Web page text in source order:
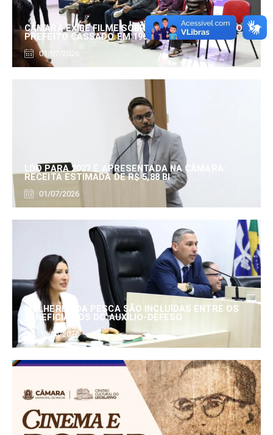
CÂMARA EXIBE FILME SOBRE EDUARDO SERRANO,
PREFEITO CASSADO EM 1960
01/07/2026
LDO PARA 2027 É APRESENTADA NA CÂMARA:
RECEITA ESTIMADA DE R$ 5,88 BI
01/07/2026
MULHERES DA PESCA SÃO INCLUÍDAS ENTRE OS
BENEFICIÁRIOS DO AUXÍLIO-DEFESO
30/06/2026